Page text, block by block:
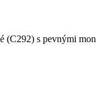
s pevnými